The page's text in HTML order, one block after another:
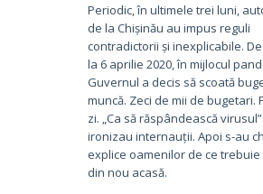
Periodic, în ultimele trei luni,
de la Chișinău au impus reguli
contradictorii și inexplicabile.
la 6 aprilie 2020, în mijlocul
Guvernul a decis să scoată
muncă. Zeci de mii de bugetari.
zi. „Ca să răspândească
ironizau internauții. Apoi s-au
explice oamenilor de ce trebuie
din nou acasă.